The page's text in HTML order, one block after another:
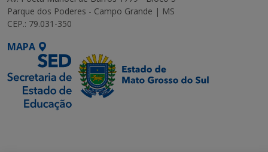
Parque dos Poderes - Campo Grande | MS
CEP.: 79.031-350
MAPA